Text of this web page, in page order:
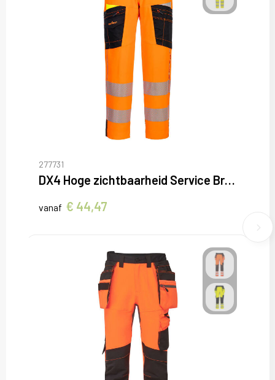
277731
DX4 Hoge zichtbaarheid Service Broek
vanaf € 44,47